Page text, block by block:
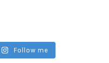
Follow me